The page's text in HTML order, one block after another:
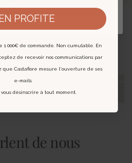
aussi aimer
de nous
PROFITE
1 000€ de commande. Non cumulable. En
de recevoir nos communications par
que Castafiore mesure l'ouverture de ses
e-mails.
vous désinscrire à tout moment.